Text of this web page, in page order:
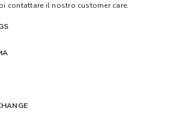
contattare il nostro customer care.